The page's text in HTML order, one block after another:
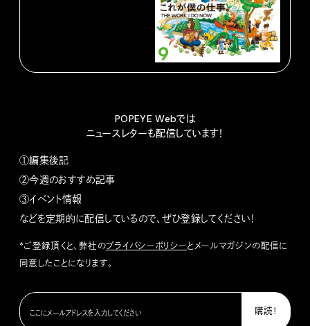
POPEYE Webでは
ニュースレターも配信しています！
①編集後記
②今週のおすすめ記事
③イベント情報
などを定期的に配信しているので、ぜひ登録してください！
*ご登録頂くと、弊社のプライバシーポリシーとメールマガジンの配信に
同意したことになります。